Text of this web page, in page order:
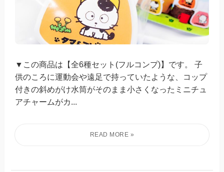
▼この商品は【全6種セット(フルコンプ)】です。 子
供のころに運動会や遠足で持っていたような、コップ
付きの斜めがけ水筒がそのまま小さくなったミニチュ
アチャームがカ...